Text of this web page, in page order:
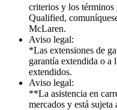
criterios y los
Qualified,
McLaren.
Aviso legal:
*Las extensiones de
garantía extendida o a
extendidos.
Aviso legal:
**La asistencia en
mercados y está